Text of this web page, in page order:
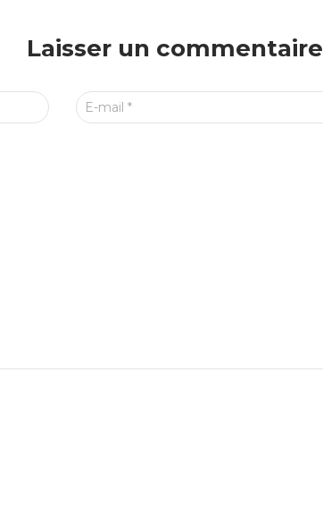
Laisser un commentaire
E-mail*